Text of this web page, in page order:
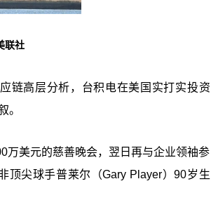
联社
链高层分析，台积电在美国实打实投资
。
万美元的慈善晚会，翌日再与企业领袖参
顶尖球手普莱尔（Gary Player）90岁生